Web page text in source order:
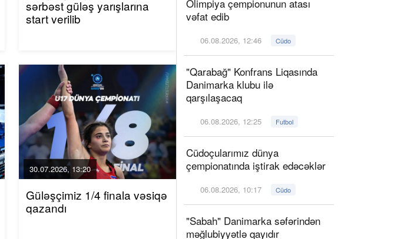
sərbəst güləş yarışlarına
start verilib
30.07.2026, 13:20
Güləşçimiz 1/4 finala vəsiqə
qazandı
Olimpiya çempionunun atası
vəfat edib
06.08.2026, 12:46 Cüdo
"Qarabağ" Konfrans Liqasında
Danimarka klubu ilə
qarşılaşacaq
06.08.2026, 12:25 Futbol
Cüdoçularımız dünya
çempionatında iştirak edəcəklər
06.08.2026, 10:17 Cüdo
"Sabah" Danimarka səfərindən
məğlubiyyətlə qayıdır